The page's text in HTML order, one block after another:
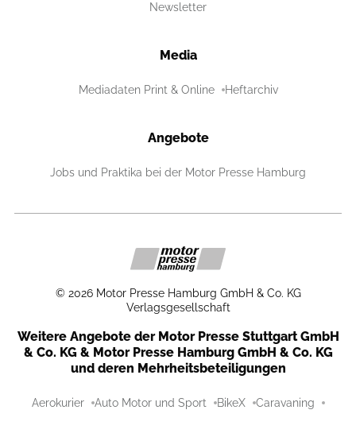
Newsletter
Media
Mediadaten Print & Online Heftarchiv
Angebote
Jobs und Praktika bei der Motor Presse Hamburg
© 2026 Motor Presse Hamburg GmbH & Co. KG
Verlagsgesellschaft
Weitere Angebote der Motor Presse Stuttgart GmbH
& Co. KG & Motor Presse Hamburg GmbH & Co. KG
und deren Mehrheitsbeteiligungen
Aerokurier Auto Motor und Sport BikeX Caravaning